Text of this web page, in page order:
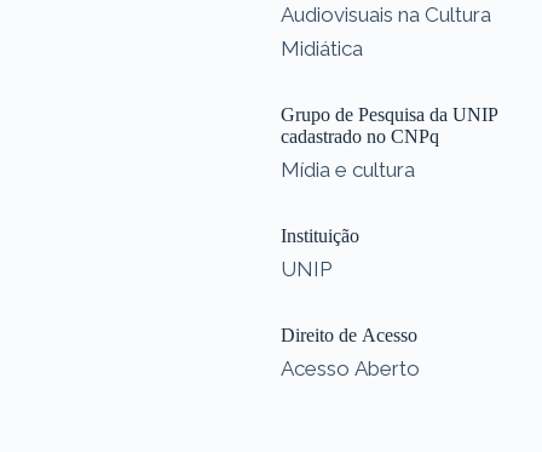
Audiovisuais na Cultura
Midiática
Grupo de Pesquisa da UNIP
cadastrado no CNPq
Mídia e cultura
Instituição
UNIP
Direito de Acesso
Acesso Aberto